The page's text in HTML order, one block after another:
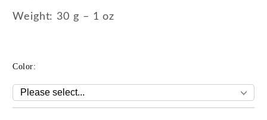
Weight: 30 g – 1 oz
Color: